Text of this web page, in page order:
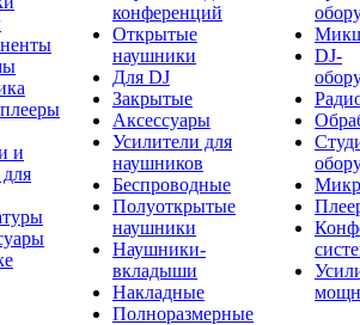
и
конференций
Открытые
наушники
Для DJ
Закрытые
Аксессуары
Усилители для
наушников
Беспроводные
Полуоткрытые
наушники
Наушники-
вкладыши
Накладные
Полноразмерные
DJ-